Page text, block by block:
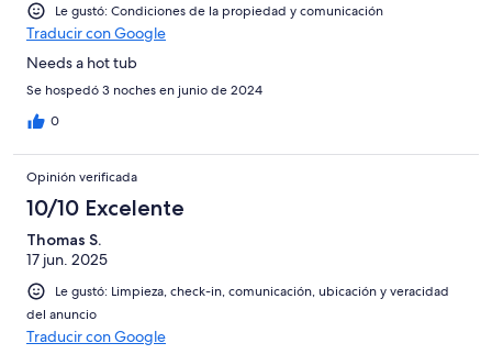
Le gustó: Condiciones de la propiedad y comunicación
Traducir con Google
Needs a hot tub
Se hospedó 3 noches en junio de 2024
0
Opinión verificada
10/10 Excelente
Thomas S.
17 jun. 2025
Le gustó: Limpieza, check-in, comunicación, ubicación y veracidad
del anuncio
Traducir con Google